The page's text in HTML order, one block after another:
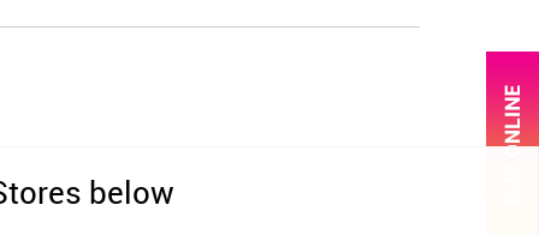
below